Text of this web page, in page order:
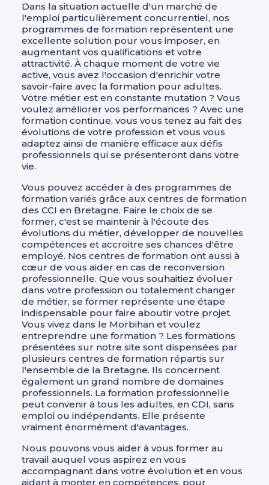
Dans la situation actuelle d'un marché de
l'emploi particulièrement concurrentiel, nos
programmes de formation représentent une
excellente solution pour vous imposer, en
augmentant vos qualifications et votre
attractivité. À chaque moment de votre vie
active, vous avez l'occasion d'enrichir votre
savoir-faire avec la formation pour adultes.
Votre métier est en constante mutation ? Vous
voulez améliorer vos performances ? Avec une
formation continue, vous vous tenez au fait des
évolutions de votre profession et vous vous
adaptez ainsi de manière efficace aux défis
professionnels qui se présenteront dans votre
vie.
Vous pouvez accéder à des programmes de
formation variés grâce aux centres de formation
des CCI en Bretagne. Faire le choix de se
former, c'est se maintenir à l'écoute des
évolutions du métier, développer de nouvelles
compétences et accroitre ses chances d'être
employé. Nos centres de formation ont aussi à
cœur de vous aider en cas de reconversion
professionnelle. Que vous souhaitiez évoluer
dans votre profession ou totalement changer
de métier, se former représente une étape
indispensable pour faire aboutir votre projet.
Vous vivez dans le Morbihan et voulez
entreprendre une formation ? Les formations
présentées sur notre site sont dispensées par
plusieurs centres de formation répartis sur
l'ensemble de la Bretagne. Ils concernent
également un grand nombre de domaines
professionnels. La formation professionnelle
peut convenir à tous les adultes, en CDI, sans
emploi ou indépendants. Elle présente
vraiment énormément d'avantages.
Nous pouvons vous aider à vous former au
travail auquel vous aspirez en vous
accompagnant dans votre évolution et en vous
aidant à monter en compétences, pour